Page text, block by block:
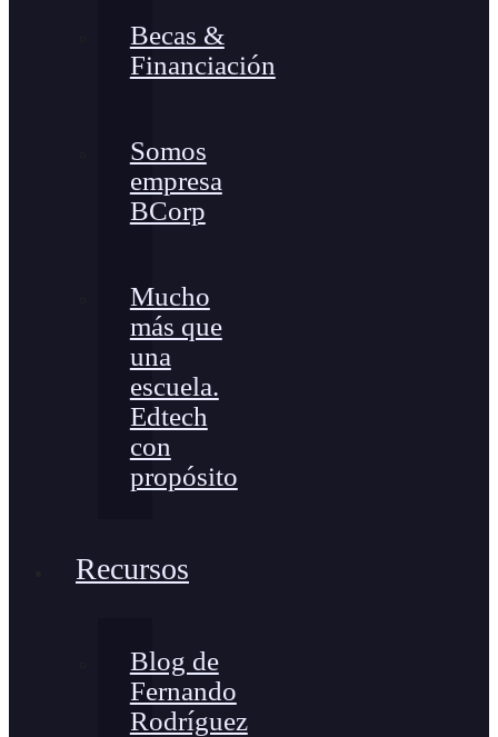
Becas &
Financiación
Somos
empresa
BCorp
Mucho
más que
una
escuela.
Edtech
con
propósito
Recursos
Blog de
Fernando
Rodríguez